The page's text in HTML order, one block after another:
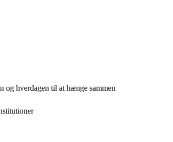
og hverdagen til at hænge sammen